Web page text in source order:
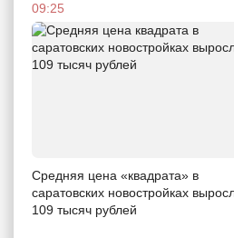
09:25
Средняя цена «квадрата» в
саратовских новостройках
109 тысяч рублей